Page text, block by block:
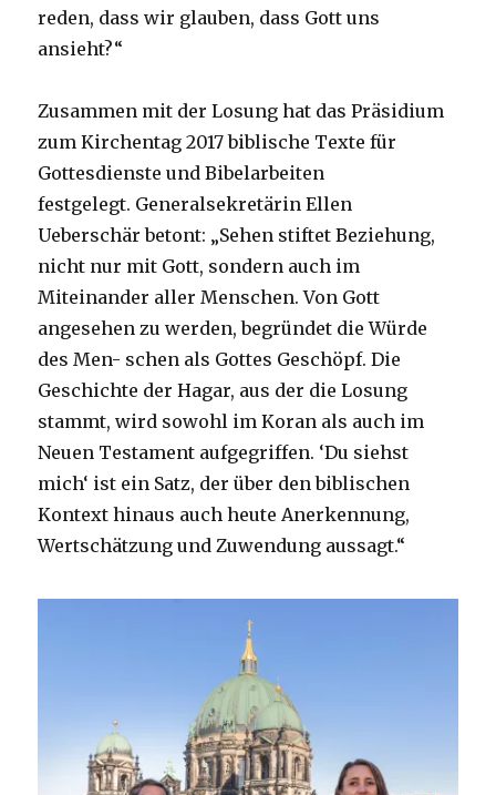
reden, dass wir glauben, dass Gott uns
ansieht?“
Zusammen mit der Losung hat das Präsidium
zum Kirchentag 2017 biblische Texte für
Gottesdienste und Bibelarbeiten
festgelegt. Generalsekretärin Ellen
Ueberschär betont: „Sehen stiftet Beziehung,
nicht nur mit Gott, sondern auch im
Miteinander aller Menschen. Von Gott
angesehen zu werden, begründet die Würde
des Men- schen als Gottes Geschöpf. Die
Geschichte der Hagar, aus der die Losung
stammt, wird sowohl im Koran als auch im
Neuen Testament aufgegriffen. ‘Du siehst
mich‘ ist ein Satz, der über den biblischen
Kontext hinaus auch heute Anerkennung,
Wertschätzung und Zuwendung aussagt.“